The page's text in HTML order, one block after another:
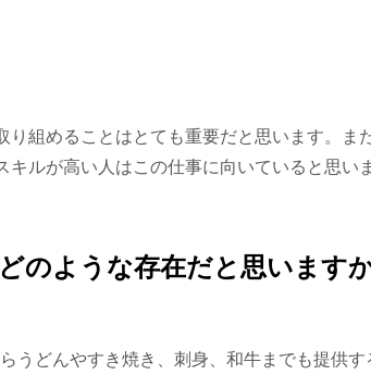
り組めることはとても重要だと思います。ま
ルが高い人はこの仕事に向いていると思い
のような存在だと思います
うどんやすき焼き、刺身、和牛までも提供